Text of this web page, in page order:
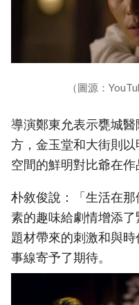
（圖源：
導演鄭東允表示甕城
方，金玉堂和大街則以
空間的鮮明對比爺在作
朴敘俊說：「生活在
素的趣味給劇情增添
題材帶來的刺激和與
事線寄予了期待。